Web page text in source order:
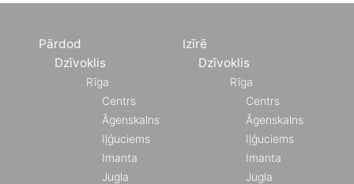
Pārdod
Dzīvoklis
Rīga
Centrs
Āgenskalns
Iļģuciems
Imanta
Jugla
Izīrē
Dzīvoklis
Rīga
Centrs
Āgenskalns
Iļģuciems
Imanta
Jugla